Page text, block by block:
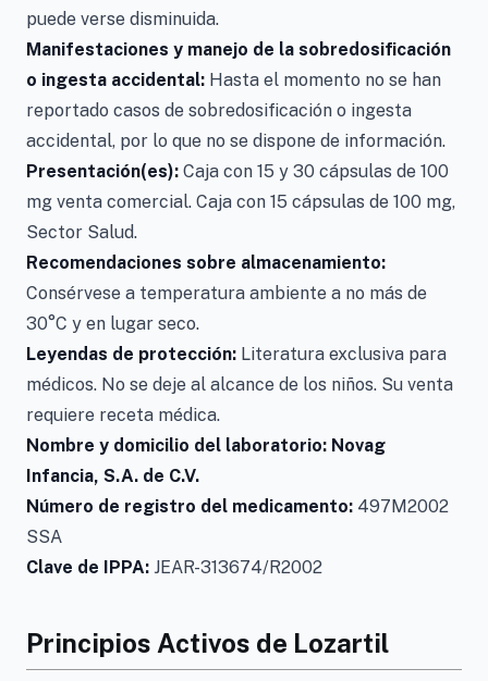
puede verse disminuida.
Manifestaciones y manejo de la sobredosificación
o ingesta accidental: Hasta el momento no se han
reportado casos de sobredosificación o ingesta
accidental, por lo que no se dispone de información.
Presentación(es): Caja con 15 y 30 cápsulas de 100
mg venta comercial. Caja con 15 cápsulas de 100 mg,
Sector Salud.
Recomendaciones sobre almacenamiento:
Consérvese a temperatura ambiente a no más de
30°C y en lugar seco.
Leyendas de protección: Literatura exclusiva para
médicos. No se deje al alcance de los niños. Su venta
requiere receta médica.
Nombre y domicilio del laboratorio: Novag
Infancia, S.A. de C.V.
Número de registro del medicamento: 497M2002
SSA
Clave de IPPA: JEAR-313674/R2002
Principios Activos de Lozartil